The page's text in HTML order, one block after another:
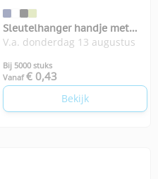
Sleutelhanger handje met
stylus en lampje
V.a. donderdag 13 augustus
Bij 5000 stuks
Vanaf € 0,43
Bekijk